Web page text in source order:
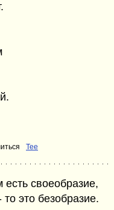
Tee
своеобразие,
это безобразие.